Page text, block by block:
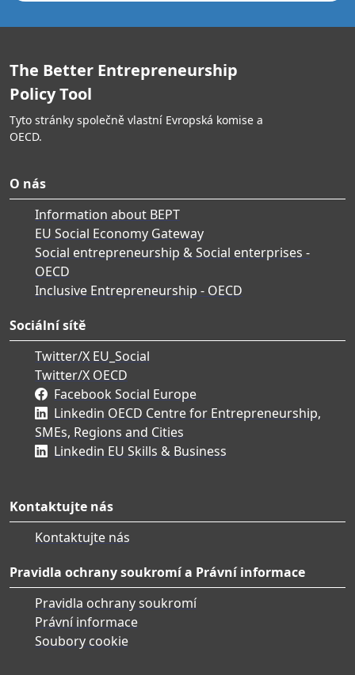
The Better Entrepreneurship
Policy Tool
Tyto stránky společně vlastní Evropská komise a
OECD.
O nás
Information about BEPT
EU Social Economy Gateway
Social entrepreneurship & Social enterprises -
OECD
Inclusive Entrepreneurship - OECD
Sociální sítě
Twitter/X EU_Social
Twitter/X OECD
Facebook Social Europe
Linkedin OECD Centre for Entrepreneurship,
SMEs, Regions and Cities
Linkedin EU Skills & Business
Kontaktujte nás
Kontaktujte nás
Pravidla ochrany soukromí a Právní informace
Pravidla ochrany soukromí
Právní informace
Soubory cookie